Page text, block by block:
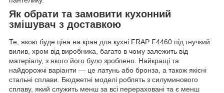
Як обрати та замовити кухонний
змішувач з доставкою
Те, якою буде ціна на кран для кухні FRAP F4460 під гнучкий
вилив, хром від виробника, багато в чому залежить від
матеріалу, з якого його було зроблено. Найкращі та
найдорожчі варіанти — це латунь або бронза, а також якісні
стальні сплави. Бюджетні моделі роблять з силуминового
сплаву, який служить менш за всі перераховані та є менш